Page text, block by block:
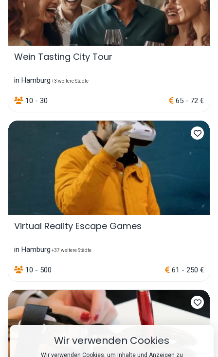
Wein Tasting City Tour
in Hamburg +3 weitere Städte
10 - 30 65 - 72 €
Virtual Reality Escape Games
in Hamburg +37 weitere Städte
10 - 500 61 - 250 €
Wir verwenden Cookies
Wir verwenden Cookies, um Inhalte und Anzeigen zu